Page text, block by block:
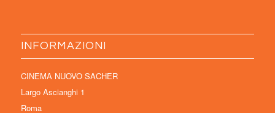
INFORMAZIONI
CINEMA NUOVO SACHER
Largo Ascianghi 1
Roma